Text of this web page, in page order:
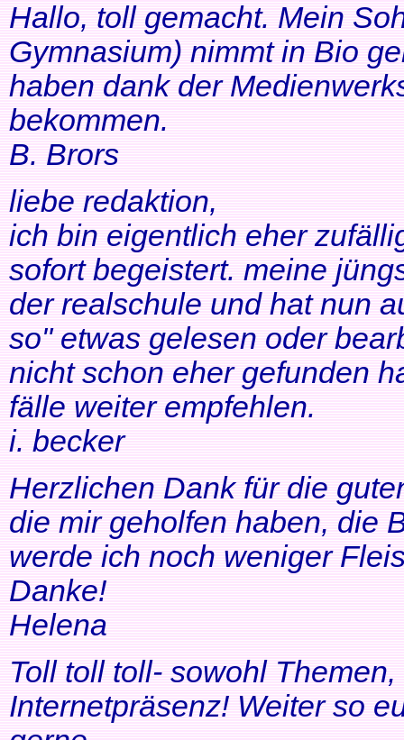
Hallo, toll gemacht. Mein
Gymnasium) nimmt in Bio
haben dank der
bekommen.
B. Brors
liebe redaktion,
ich bin eigentlich eher
sofort begeistert. meine
der realschule und hat nun
so" etwas gelesen oder
nicht schon eher gefunden
fälle weiter empfehlen.
i. becker
Herzlichen Dank für die
die mir geholfen haben, die
werde ich noch weniger
Danke!
Helena
Toll toll toll- sowohl
Internetpräsenz! Weiter so